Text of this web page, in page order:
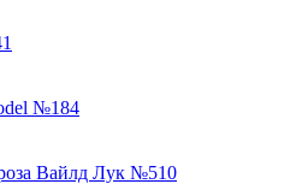
№184
Вайлд Лук №510